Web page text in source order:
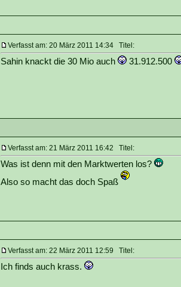
Verfasst am: 20 März 2011 14:34 Titel:
Sahin knackt die 30 Mio auch 31.912.500
Verfasst am: 21 März 2011 16:42 Titel:
Was ist denn mit den Marktwerten los?
Also so macht das doch Spaß
Verfasst am: 22 März 2011 12:59 Titel:
Ich finds auch krass.